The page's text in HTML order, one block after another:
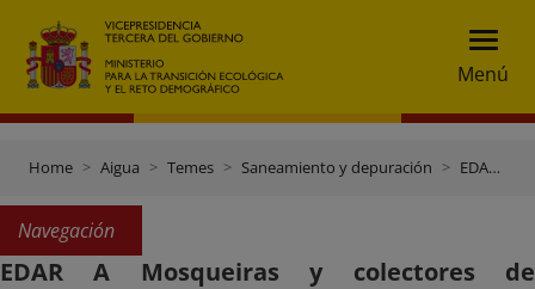
Menú
Home Aigua Temes Saneamiento y depuración EDAR A Mosqueiras y colectores de Ponteareas
Navegación
EDAR A Mosqueiras y colectores de